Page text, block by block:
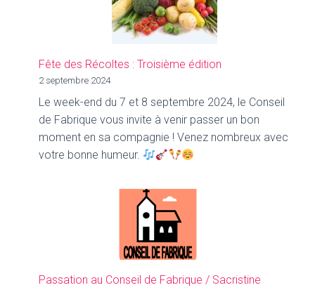
Fête des Récoltes : Troisième édition
2 septembre 2024
Le week-end du 7 et 8 septembre 2024, le Conseil
de Fabrique vous invite à venir passer un bon
moment en sa compagnie ! Venez nombreux avec
votre bonne humeur.
Passation au Conseil de Fabrique / Sacristine